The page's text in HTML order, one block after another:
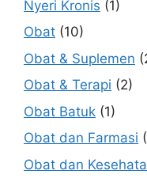
Nyeri Kronis (1)
Obat (10)
Obat & Suplemen
Obat & Terapi (2)
Obat Batuk (1)
Obat dan Farmasi
Obat dan